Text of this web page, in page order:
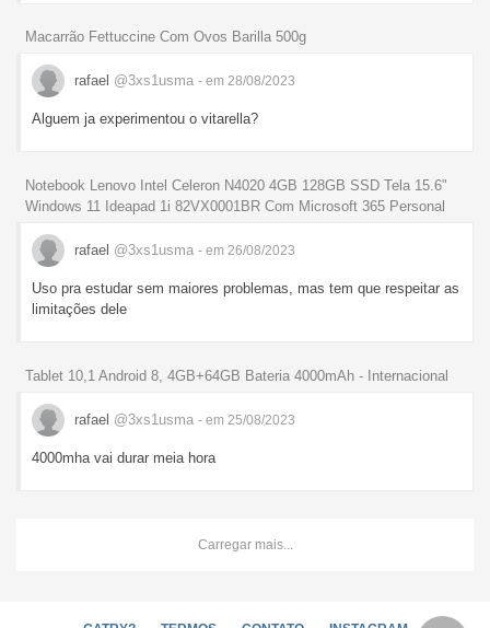
Macarrão Fettuccine Com Ovos Barilla 500g
rafael @3xs1usma - em 28/08/2023
Alguem ja experimentou o vitarella?
Notebook Lenovo Intel Celeron N4020 4GB 128GB SSD Tela 15.6"
Windows 11 Ideapad 1i 82VX0001BR Com Microsoft 365 Personal
rafael @3xs1usma - em 26/08/2023
Uso pra estudar sem maiores problemas, mas tem que respeitar as
limitações dele
Tablet 10,1 Android 8, 4GB+64GB Bateria 4000mAh - Internacional
rafael @3xs1usma - em 25/08/2023
4000mha vai durar meia hora
Carregar mais...